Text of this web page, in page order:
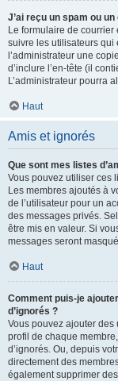
J’ai reçu un spam ou
Le formulaire de
suivre les utilisateurs qui
l’administrateur une
d’inclure l’en-tête (il
L’administrateur pourra
Haut
Amis et ignorés
Que sont mes listes
Vous pouvez utiliser ces
Les membres ajoutés à
de l’utilisateur pour un
des messages privés.
être mis en valeur. Si
messages seront
Haut
Comment puis-je
d’ignorés ?
Vous pouvez ajouter
profil de chaque
d’ignorés. Ou, depuis
directement des
également supprimer